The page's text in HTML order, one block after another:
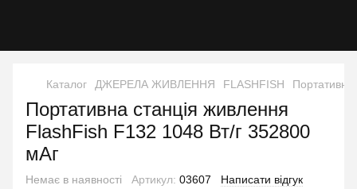
Каталог ДЖЕРЕЛА ЖИВЛЕННЯ FLASHFISH
Портативна станція живлення
FlashFish F132 1048 Вт/г 352800
мАг
Немає в наявності Артикул: 03607 Написати відгук